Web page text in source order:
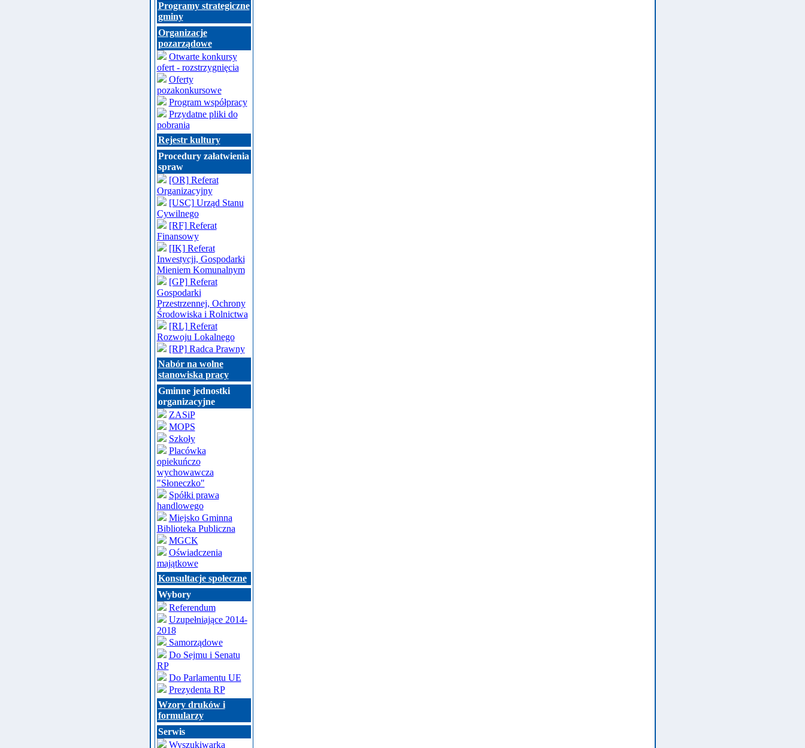
Programy strategiczne
gminy
Organizacje
pozarządowe
Otwarte konkursy
ofert - rozstrzygnięcia
Oferty
pozakonkursowe
Program współpracy
Przydatne pliki do
pobrania
Rejestr kultury
Procedury załatwienia
spraw
[OR] Referat
Organizacyjny
[USC] Urząd Stanu
Cywilnego
[RF] Referat
Finansowy
[IK] Referat
Inwestycji, Gospodarki
Mieniem Komunalnym
[GP] Referat
Gospodarki
Przestrzennej, Ochrony
Środowiska i Rolnictwa
[RL] Referat
Rozwoju Lokalnego
[RP] Radca Prawny
Nabór na wolne
stanowiska pracy
Gminne jednostki
organizacyjne
ZASiP
MOPS
Szkoły
Placówka
opiekuńczo
wychowawcza
"Słoneczko"
Spółki prawa
handlowego
Miejsko Gminna
Biblioteka Publiczna
MGCK
Oświadczenia
majątkowe
Konsultacje społeczne
Wybory
Referendum
Uzupełniające 2014-
2018
Samorządowe
Do Sejmu i Senatu
RP
Do Parlamentu UE
Prezydenta RP
Wzory druków i
formularzy
Serwis
Wyszukiwarka